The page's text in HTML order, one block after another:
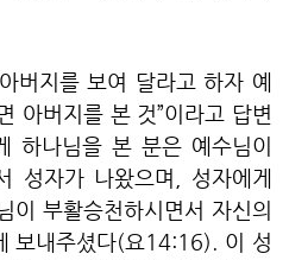
버지를 보여 달라고 하자 예
아버지를 본 것”이라고 답변
하나님을 본 분은 예수님이
성자가 나왔으며, 성자에게
이 부활승천하시면서 자신의
보내주셨다(요14:16). 이 성